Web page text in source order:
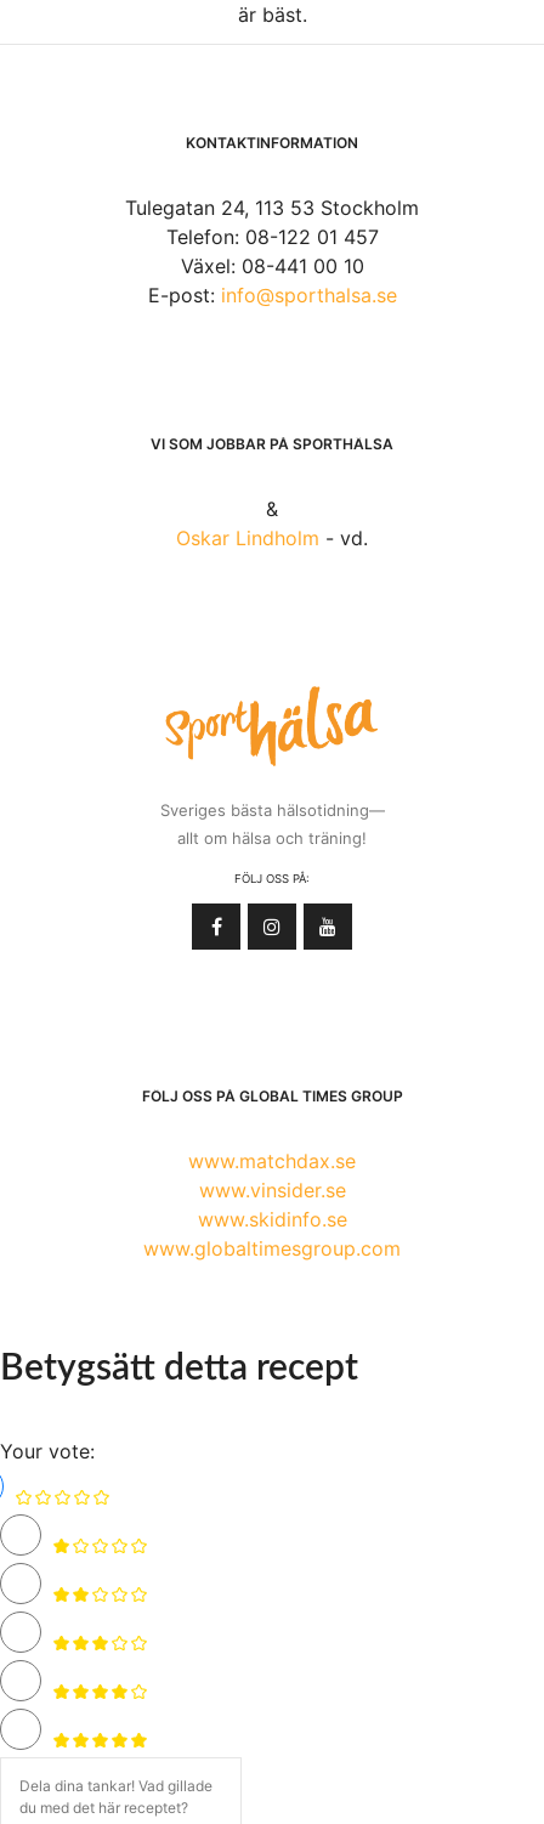
är bäst.
KONTAKTINFORMATION
Tulegatan 24, 113 53 Stockholm
Telefon: 08-122 01 457
Växel: 08-441 00 10
E-post: info@sporthalsa.se
VI SOM JOBBAR PÅ SPORTHÄLSA
&
Oskar Lindholm - vd.
Sveriges bästa hälsotidning—
allt om hälsa och träning!
FÖLJ OSS PÅ:
FÖLJ OSS PÅ GLOBAL TIMES GROUP
www.matchdax.se
www.vinsider.se
www.skidinfo.se
www.globaltimesgroup.com
Betygsätt detta recept
Your vote: